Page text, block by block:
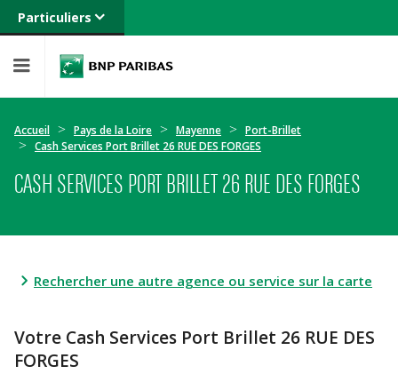
Particuliers
Banque privée
Entreprises
Accueil Pays de la Loire Mayenne
Port-Brillet
Cash Services Port Brillet 26 RUE DES FORGES
CASH SERVICES PORT BRILLET 26 RUE DES FORGES
Rechercher une autre agence ou service sur la carte
Votre Cash Services Port Brillet 26 RUE DES
FORGES